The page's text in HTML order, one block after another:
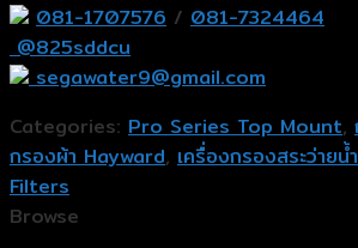
081-1707576 / 081-7324464
@825sddcu
segawater9@gmail.com
Categories: Pro Series Top Mount,
กรองผ้า Hayward, เครื่องกรองสระว่าย
Filters
Browse